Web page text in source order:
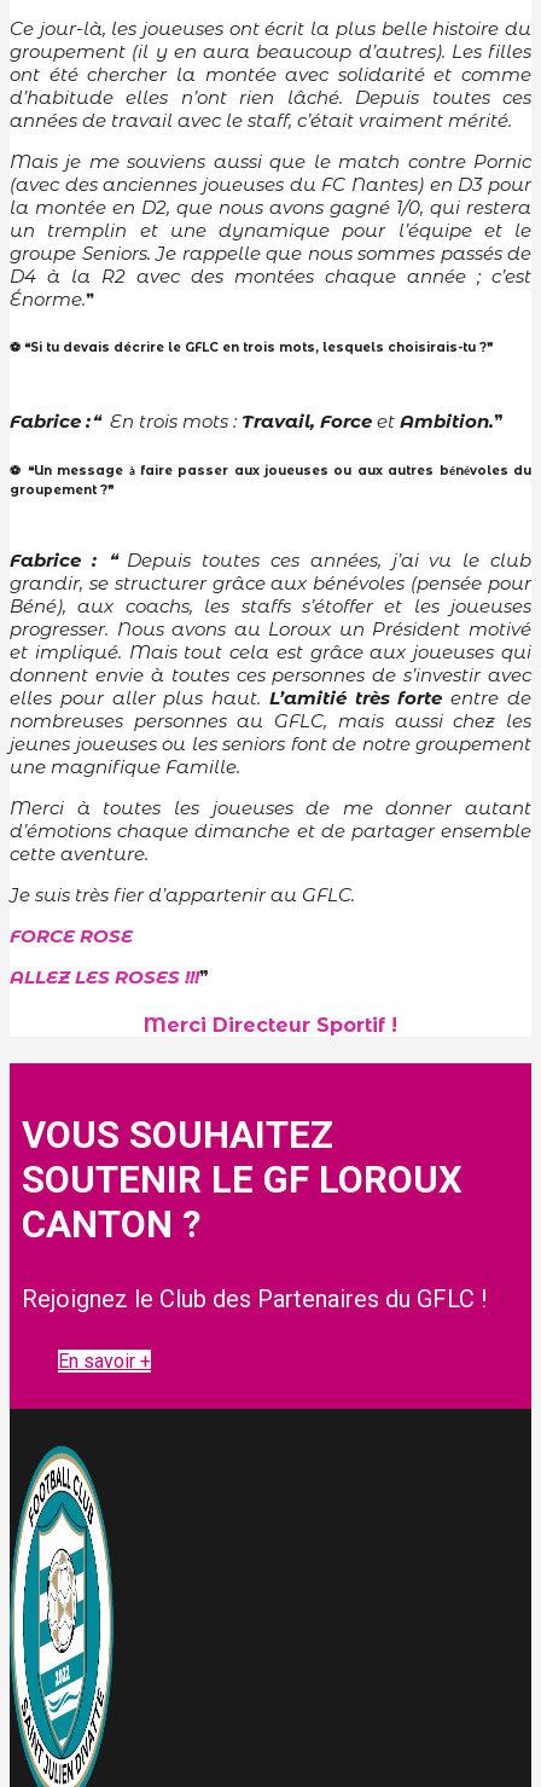
Ce jour-là, les joueuses ont écrit la plus belle histoire du
groupement (il y en aura beaucoup d’autres). Les filles
ont été chercher la montée avec solidarité et comme
d’habitude elles n’ont rien lâché. Depuis toutes ces
années de travail avec le staff, c’était vraiment mérité.
Mais je me souviens aussi que le match contre Pornic
(avec des anciennes joueuses du FC Nantes) en D3 pour
la montée en D2, que nous avons gagné 1/0, qui restera
un tremplin et une dynamique pour l’équipe et le
groupe Seniors. Je rappelle que nous sommes passés de
D4 à la R2 avec des montées chaque année ; c’est
Énorme.❞
⚽ ❝Si tu devais décrire le GFLC en trois mots, lesquels choisirais-tu ?❞
Fabrice :❝ En trois mots : Travail, Force et Ambition.❞
⚽ ❝Un message àfaire passer aux joueuses ou aux autres bénévoles du
groupement ?❞
Fabrice : ❝ Depuis toutes ces années, j’ai vu le club
grandir, se structurer grâce aux bénévoles (pensée pour
Béné), aux coachs, les staffs s’étoffer et les joueuses
progresser. Nous avons au Loroux un Président motivé
et impliqué. Mais tout cela est grâce aux joueuses qui
donnent envie à toutes ces personnes de s’investir avec
elles pour aller plus haut. L’amitié très forte entre de
nombreuses personnes au GFLC, mais aussi chez les
jeunes joueuses ou les seniors font de notre groupement
une magnifique Famille.
Merci à toutes les joueuses de me donner autant
d’émotions chaque dimanche et de partager ensemble
cette aventure.
Je suis très fier d’appartenir au GFLC.
FORCE ROSE
ALLEZ LES ROSES !!!❞
Merci Directeur Sportif !
VOUS SOUHAITEZ
SOUTENIR LE GF LOROUX
CANTON ?
Rejoignez le Club des Partenaires du GFLC !
En savoir +